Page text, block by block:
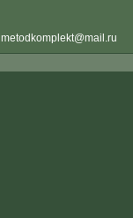
metodkomplekt@mail.ru